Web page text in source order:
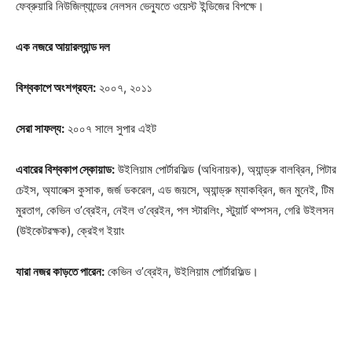
Company
ফেব্রুয়ারি নিউজিল্যান্ডের নেলসন ভেন্যুতে ওয়েস্ট ইন্ডিজের বিপক্ষে।
এক নজরে আয়ারল্যান্ড দল
বিশ্বকাপে অংশগ্রহন: ২০০৭, ২০১১
সেরা সাফল্য: ২০০৭ সালে সুপার এইট
এবারের বিশ্বকাপ স্কোয়াড: উইলিয়াম পোর্টারফিল্ড (অধিনায়ক), অ্যান্ড্রু বালব্রিন, পিটার
চেইস, অ্যালেক্স কুসাক, জর্জ ডকরেল, এড জয়সে, অ্যান্ড্রু ম্যাকব্রিন, জন মুনেই, টিম
মুরতাগ, কেভিন ও’ব্রেইন, নেইল ও’ব্রেইন, পল স্টারলিং, স্টুয়ার্ট থম্পসন, গেরি উইলসন
(উইকেটরক্ষক), ক্রেইগ ইয়াং
যারা নজর কাড়তে পারেন: কেভিন ও’ব্রেইন, উইলিয়াম পোর্টারফিল্ড।